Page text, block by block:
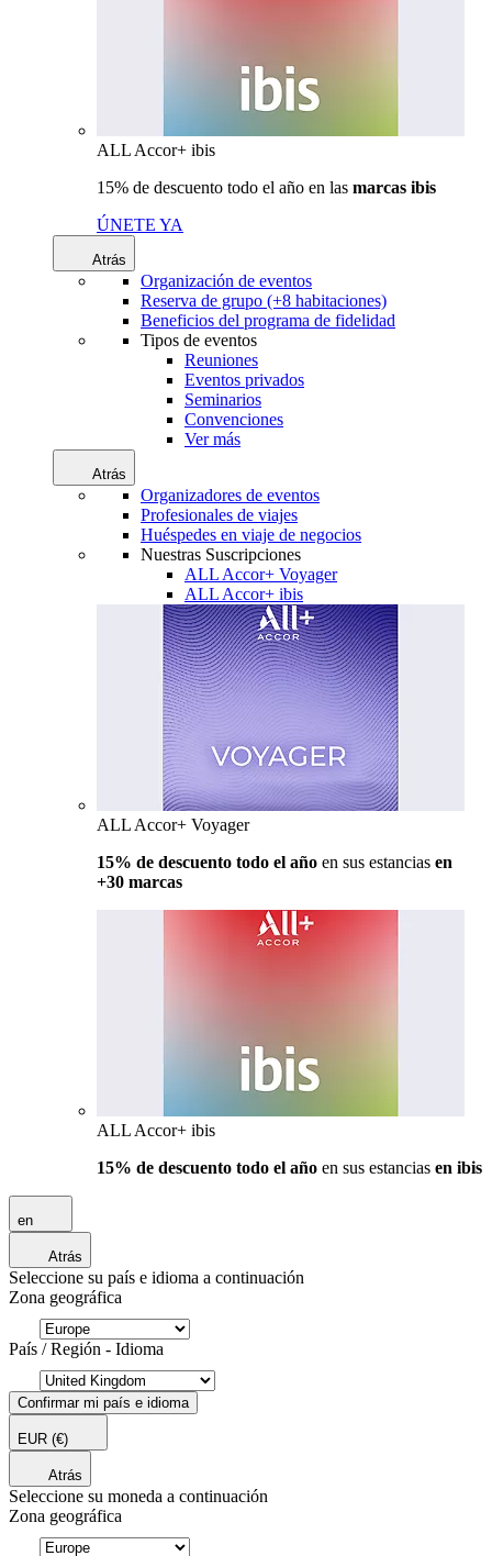
ALL Accor+ ibis
15% de descuento todo el año en las marcas ibis
ÚNETE YA
Atrás
Organización de eventos
Reserva de grupo (+8 habitaciones)
Beneficios del programa de fidelidad
Tipos de eventos
Reuniones
Eventos privados
Seminarios
Convenciones
Ver más
Atrás
Organizadores de eventos
Profesionales de viajes
Huéspedes en viaje de negocios
Nuestras Suscripciones
ALL Accor+ Voyager
ALL Accor+ ibis
ALL Accor+ Voyager
15% de descuento todo el año en sus estancias en
+30 marcas
ALL Accor+ ibis
15% de descuento todo el año en sus estancias en ibis
en
Atrás
Seleccione su país e idioma a continuación
Zona geográfica
País / Región - Idioma
Confirmar mi país e idioma
EUR (€)
Atrás
Seleccione su moneda a continuación
Zona geográfica